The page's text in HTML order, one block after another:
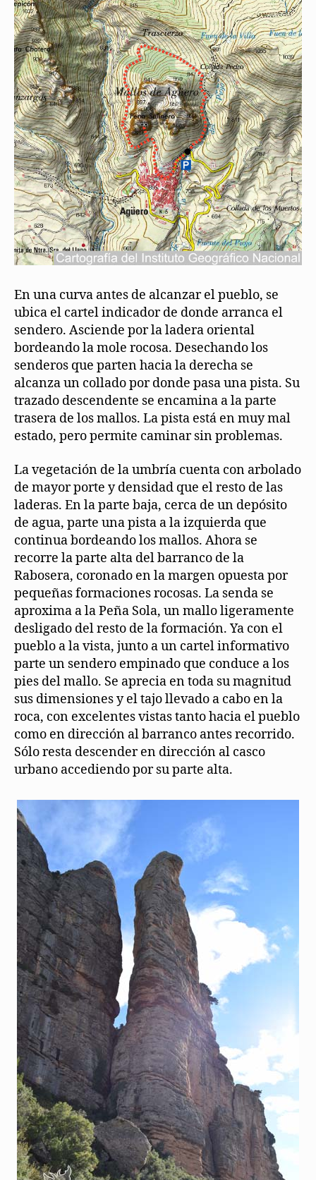
En una curva antes de alcanzar el pueblo, se
ubica el cartel indicador de donde arranca el
sendero. Asciende por la ladera oriental
bordeando la mole rocosa. Desechando los
senderos que parten hacia la derecha se
alcanza un collado por donde pasa una pista. Su
trazado descendente se encamina a la parte
trasera de los mallos. La pista está en muy mal
estado, pero permite caminar sin problemas.
La vegetación de la umbría cuenta con arbolado
de mayor porte y densidad que el resto de las
laderas. En la parte baja, cerca de un depósito
de agua, parte una pista a la izquierda que
continua bordeando los mallos. Ahora se
recorre la parte alta del barranco de la
Rabosera, coronado en la margen opuesta por
pequeñas formaciones rocosas. La senda se
aproxima a la Peña Sola, un mallo ligeramente
desligado del resto de la formación. Ya con el
pueblo a la vista, junto a un cartel informativo
parte un sendero empinado que conduce a los
pies del mallo. Se aprecia en toda su magnitud
sus dimensiones y el tajo llevado a cabo en la
roca, con excelentes vistas tanto hacia el pueblo
como en dirección al barranco antes recorrido.
Sólo resta descender en dirección al casco
urbano accediendo por su parte alta.